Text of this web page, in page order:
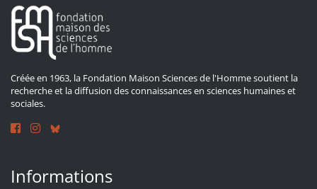
Créée en 1963, la Fondation Maison Sciences de l'Homme soutient la
recherche et la diffusion des connaissances en sciences humaines et
sociales.
Informations